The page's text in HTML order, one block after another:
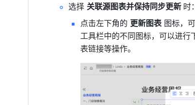
选择 关联源图表并保持同步更新 时：
点击左下角的 更新图表 图标，
工具栏中的不同图标，可以进行
表链接等操作。